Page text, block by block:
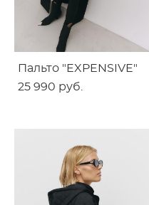
Пальто "EXPENSIVE"
25 990 pуб.